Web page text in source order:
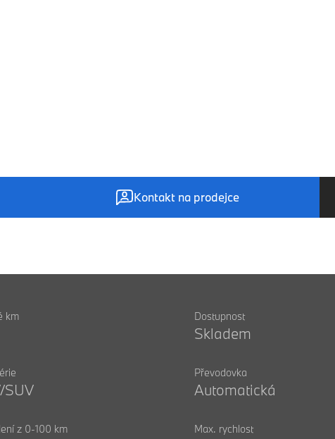
Kontakt na prodejce
km Dostupnost
Skladem
SUV
Převodovka
Automatická
z 0-100 km Max. rychlost